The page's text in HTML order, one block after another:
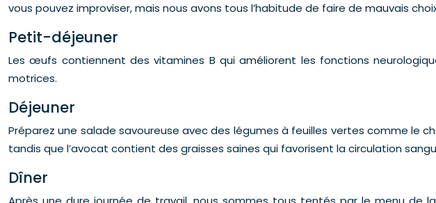
vous pouvez improviser, mais nous avons tous l’habitude de faire de mauvais
Petit-déjeuner
Les œufs contiennent des vitamines B qui améliorent les fonctions
motrices.
Déjeuner
Préparez une salade savoureuse avec des légumes à feuilles vertes comme le
tandis que l’avocat contient des graisses saines qui favorisent la circulation
Dîner